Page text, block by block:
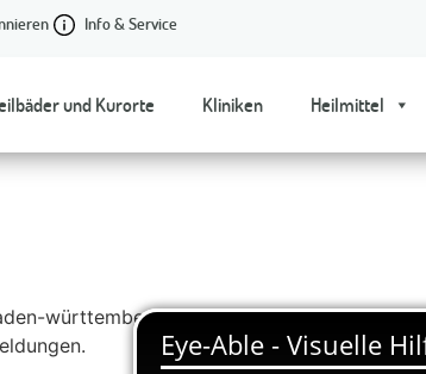
Info & Service
und Kurorte Kliniken Heilmittel
württembergische Bädertag findet am 25.